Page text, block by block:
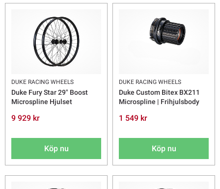
DUKE RACING WHEELS
Duke Fury Star 29" Boost
Microspline Hjulset
9 929 kr
Köp nu
DUKE RACING WHEELS
Duke Custom Bitex BX211
Microspline | Frihjulsbody
1 549 kr
Köp nu